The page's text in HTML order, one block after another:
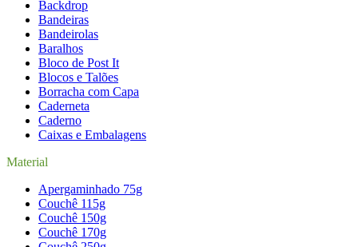
Backdrop
Bandeiras
Bandeirolas
Baralhos
Bloco de Post It
Blocos e Talões
Borracha com Capa
Caderneta
Caderno
Caixas e Embalagens
Material
Apergaminhado 75g
Couchê 115g
Couchê 150g
Couchê 170g